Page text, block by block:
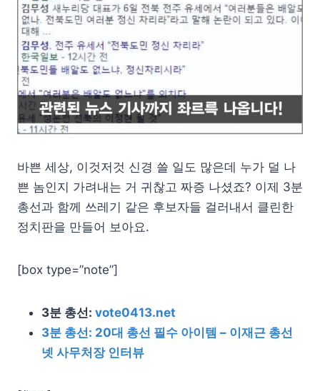
바쁜 세상, 이것저것 신경 쓸 일도 많은데 누가 덜 나
쁜 놈인지 가려내는 거 귀찮고 짜증 나셨죠? 이제 3분
총선과 함께 쓰레기 같은 후보자들 걸러내서 클린한
정치판을 만들어 보아요.
[box type=”note”]
3분 총선: vote0413.net
3분 총선: 20대 총선 필수 아이템 – 이재근 총선
넷 사무처장 인터뷰